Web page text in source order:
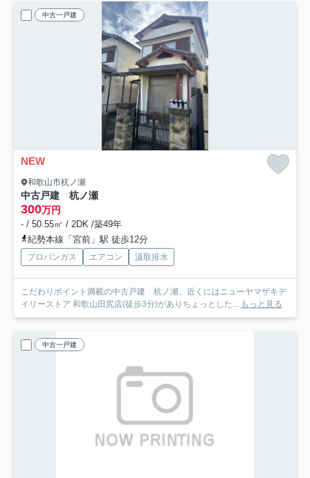
中古一戸建
NEW
和歌山市杭ノ瀬
中古戸建 杭ノ瀬
300万円
- / 50.55㎡ / 2DK /築49年
紀勢本線「宮前」駅 徒歩12分
プロパンガス エアコン 汲取排水
こだわりポイント満載の中古戸建 杭ノ瀬。近くにはニューヤマザキデ
イリーストア 和歌山田尻店(徒歩3分)がありちょっとした... もっと見る
中古一戸建